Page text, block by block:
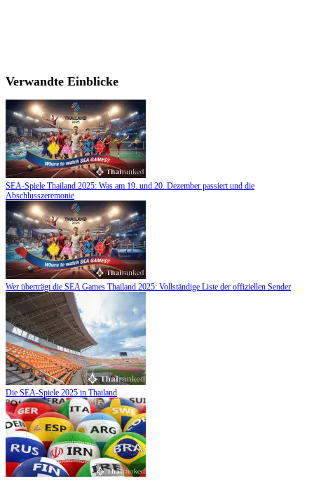
Verwandte Einblicke
SEA-Spiele Thailand 2025: Was am 19. und 20. Dezember passiert und die
Abschlusszeremonie
Wer überträgt die SEA Games Thailand 2025: Vollständige Liste der offiziellen Sender
Die SEA-Spiele 2025 in Thailand